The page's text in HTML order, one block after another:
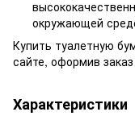
окружающей
Купить туалетную
сайте, оформив
Характеристики